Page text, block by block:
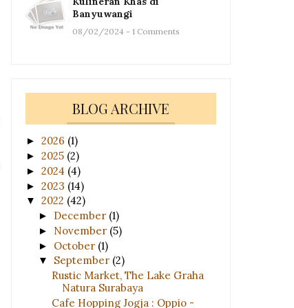
Banyuwangi
08/02/2024 - 1 Comments
BLOG ARCHIVE
► 2026 (1)
► 2025 (2)
► 2024 (4)
► 2023 (14)
▼ 2022 (42)
► December (1)
► November (5)
► October (1)
▼ September (2)
Rustic Market, The Lake Graha
Natura Surabaya
Cafe Hopping Jogja : Oppio -